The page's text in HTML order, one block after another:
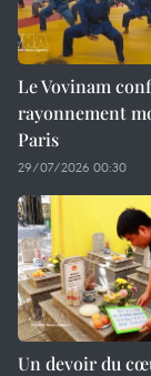
Le Vovinam
rayonnement
Paris
29/07/2026 00:30
Un devoir du